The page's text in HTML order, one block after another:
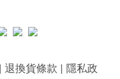
退換貨條款
隱私政